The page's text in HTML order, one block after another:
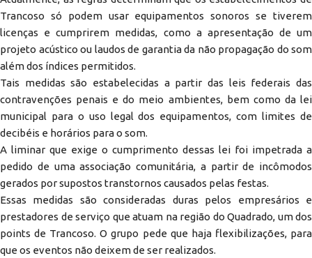
Trancoso só podem usar equipamentos sonoros se tiverem
licenças e cumprirem medidas, como a apresentação de um
projeto acústico ou laudos de garantia da não propagação do som
além dos índices permitidos.
Tais medidas são estabelecidas a partir das leis federais das
contravenções penais e do meio ambientes, bem como da lei
municipal para o uso legal dos equipamentos, com limites de
decibéis e horários para o som.
A liminar que exige o cumprimento dessas lei foi impetrada a
pedido de uma associação comunitária, a partir de incômodos
gerados por supostos transtornos causados pelas festas.
Essas medidas são consideradas duras pelos empresários e
prestadores de serviço que atuam na região do Quadrado, um dos
points de Trancoso. O grupo pede que haja flexibilizações, para
que os eventos não deixem de ser realizados.